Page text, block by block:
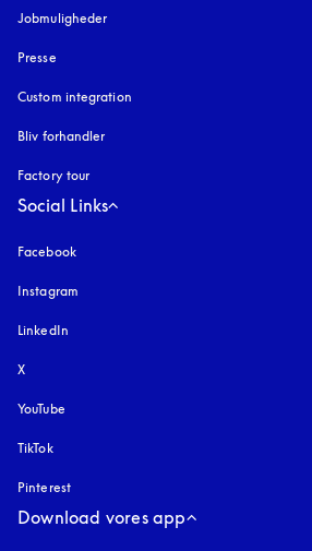
Jobmuligheder
Presse
Custom integration
Bliv forhandler
Factory tour
Social Links
Facebook
Instagram
LinkedIn
X
YouTube
TikTok
Pinterest
Download vores app